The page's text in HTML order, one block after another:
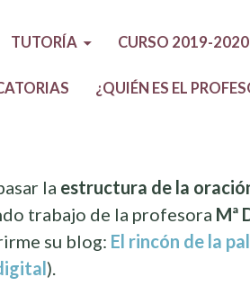
TUTORÍA CURSO 2019-2020
¿QUIÉN ES EL
la estructura de la
trabajo de la profesora Mª
su blog: El rincón de la
)